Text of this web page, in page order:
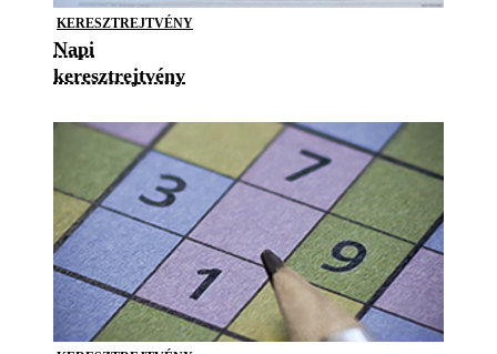
KERESZTREJTVÉNY
Napi
keresztrejtvény